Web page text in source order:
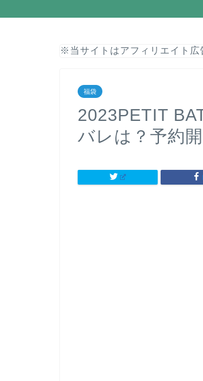
※当サイトはアフィリエイト広
福袋
2023PETIT
バレは？予約